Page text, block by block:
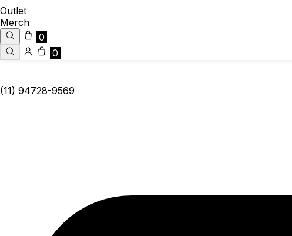
(11) 94728-9569
Outlet
Merch
0
0